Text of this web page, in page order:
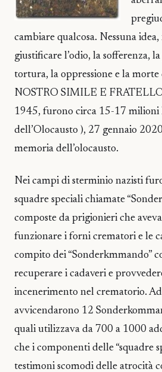
cambiare qualcosa. Nessuna
giustificare l’odio, la sofferenza,
tortura, la oppressione e la
NOSTRO SIMILE E
1945, furono circa 15-17 milioni
dell’Olocausto ), 27 gennaio
memoria dell’olocausto.
Nei campi di sterminio nazisti
squadre speciali chiamate
composte da prigionieri che
funzionare i forni crematori e le
compito dei “Sonderkmmando”
recuperare i cadaveri e
incenerimento nel crematorio.
avvicendarono 12
quali utilizzava da 700 a 1000
che i componenti delle “squadre
testimoni scomodi delle atrocità